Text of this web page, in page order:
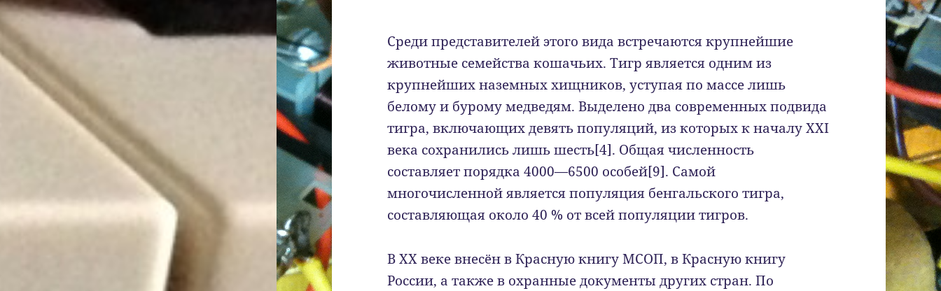
Среди представителей этого вида встречаются крупнейшие
животные семейства кошачьих. Тигр является одним из
крупнейших наземных хищников, уступая по массе лишь
белому и бурому медведям. Выделено два современных подвида
тигра, включающих девять популяций, из которых к началу XXI
века сохранились лишь шесть[4]. Общая численность
составляет порядка 4000—6500 особей[9]. Самой
многочисленной является популяция бенгальского тигра,
составляющая около 40 % от всей популяции тигров.
В XX веке внесён в Красную книгу МСОП, в Красную книгу
России, а также в охранные документы других стран. По